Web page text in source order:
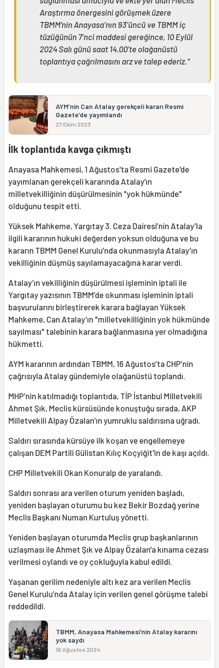
Araştırma önergesini görüşmek üzere
TBMM'nin Anayasa’nın 93’üncü ve TBMM iç
tüzüğünün 7’nci maddesi gereğince, 10 Eylül
2024 Salı günü saat 14.00’te olağanüstü
toplantıya çağrılmasını arz ve talep ederiz."
AYM’nin Can Atalay gerekçeli kararı Resmi
Gazete’de yayımlandı
27 Ekim 2023
İlk toplantıda kavga çıkmıştı
Anayasa Mahkemesi, 1 Ağustos'ta Resmi Gazete'de
yayımlanan gerekçeli kararında Atalay'ın
milletvekilliğinin düşürülmesinin "yok hükmünde"
olduğunu tespit etti.
Yüksek Mahkeme, Yargıtay 3. Ceza Dairesi’nin Atalay’la
ilgili kararının hukuki değerden yoksun olduğuna ve bu
kararın TBMM Genel Kurulu’nda okunmasıyla Atalay’ın
vekilliğinin düşmüş sayılamayacağına karar verdi.
Atalay’ın vekilliğinin düşürülmesi işleminin iptali ile
Yargıtay yazısının TBMM’de okunması işleminin iptali
başvurularını birleştirerek karara bağlayan Yüksek
Mahkeme, Can Atalay’ın "milletvekilliğinin yok hükmünde
sayılması" talebinin karara bağlanmasına yer olmadığına
hükmetti.
AYM kararının ardından TBMM, 16 Ağustos’ta CHP’nin
çağrısıyla Atalay gündemiyle olağanüstü toplandı.
MHP’nin katılmadığı toplantıda, TİP İstanbul Milletvekili
Ahmet Şık, Meclis kürsüsünde konuştuğu sırada, AKP
Milletvekili Alpay Özalan’ın yumruklu saldırısına uğradı.
Saldırı sırasında kürsüye ilk koşan ve engellemeye
çalışan DEM Partili Gülistan Kılıç Koçyiğit'in de kaşı açıldı.
CHP Milletvekili Okan Konuralp de yaralandı.
Saldırı sonrası ara verilen oturum yeniden başladı,
yeniden başlayan oturumu bu kez Bekir Bozdağ yerine
Meclis Başkanı Numan Kurtuluş yönetti.
Yeniden başlayan oturumda Meclis grup başkanlarının
uzlaşması ile Ahmet Şık ve Alpay Özalan'a kınama cezası
verilmesi oylandı ve oy çokluğuyla kabul edildi.
Yaşanan gerilim nedeniyle altı kez ara verilen Meclis
Genel Kurulu’nda Atalay için verilen genel görüşme talebi
reddedildi.
TBMM, Anayasa Mahkemesi'nin Atalay kararını
yok saydı
16 Ağustos 2024